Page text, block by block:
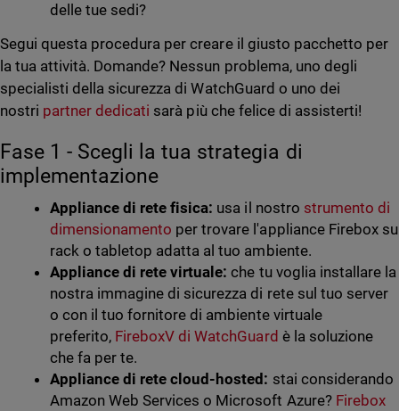
delle tue sedi?
Segui questa procedura per creare il giusto pacchetto per
la tua attività. Domande? Nessun problema, uno degli
specialisti della sicurezza di WatchGuard o uno dei
nostri partner dedicati sarà più che felice di assisterti!
Fase 1 - Scegli la tua strategia di
implementazione
Appliance di rete fisica: usa il nostro strumento di
dimensionamento per trovare l'appliance Firebox su
rack o tabletop adatta al tuo ambiente.
Appliance di rete virtuale: che tu voglia installare la
nostra immagine di sicurezza di rete sul tuo server
o con il tuo fornitore di ambiente virtuale
preferito, FireboxV di WatchGuard è la soluzione
che fa per te.
Appliance di rete cloud-hosted: stai considerando
Amazon Web Services o Microsoft Azure? Firebox